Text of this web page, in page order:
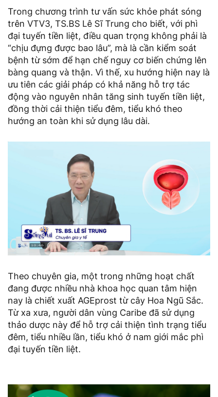
Trong chương trình tư vấn sức khỏe phát sóng
trên VTV3, TS.BS Lê Sĩ Trung cho biết, với phì
đại tuyến tiền liệt, điều quan trọng không phải là
“chịu đựng được bao lâu”, mà là cần kiểm soát
bệnh từ sớm để hạn chế nguy cơ biến chứng lên
bàng quang và thận. Vì thế, xu hướng hiện nay là
ưu tiên các giải pháp có khả năng hỗ trợ tác
động vào nguyên nhân tăng sinh tuyến tiền liệt,
đồng thời cải thiện tiểu đêm, tiểu khó theo
hướng an toàn khi sử dụng lâu dài.
Theo chuyên gia, một trong những hoạt chất
đang được nhiều nhà khoa học quan tâm hiện
nay là chiết xuất AGEprost từ cây Hoa Ngũ Sắc.
Từ xa xưa, người dân vùng Caribe đã sử dụng
thảo dược này để hỗ trợ cải thiện tình trạng tiểu
đêm, tiểu nhiều lần, tiểu khó ở nam giới mắc phì
đại tuyến tiền liệt.